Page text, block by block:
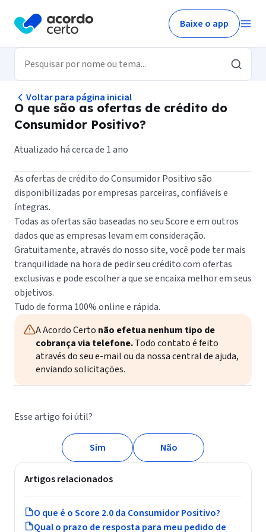
Baixe o app
Voltar para página inicial
O que são as ofertas de crédito do
Consumidor Positivo?
Atualizado há cerca de 1 ano
As ofertas de crédito do Consumidor Positivo são
disponibilizadas por empresas parceiras, confiáveis e
íntegras.
Todas as ofertas são baseadas no seu Score e em outros
dados que as empresas levam em consideração.
Gratuitamente, através do nosso site, você pode ter mais
tranquilidade na hora de pedir seu crédito com ofertas
exclusivas e pode escolher a que se encaixa melhor em seus
objetivos.
Tudo de forma 100% online e rápida.
A Acordo Certo não efetua nenhum tipo de
cobrança via telefone.Todo contato é feito
através do seu e-mail ou da nossa central de ajuda,
enviando solicitações.
Esse artigo foi útil?
Sim Não
Artigos relacionados
O que é o Score 2.0 da Consumidor Positivo?
Qual o prazo de resposta para meu pedido de